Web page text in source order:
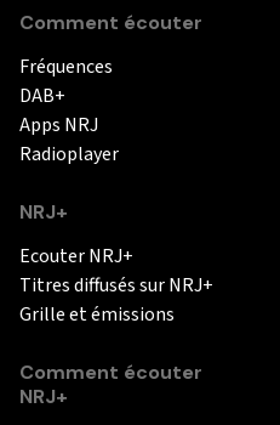
Comment écouter
Fréquences
DAB+
Apps NRJ
Radioplayer
NRJ+
Ecouter NRJ+
Titres diffusés sur NRJ+
Grille et émissions
Comment écouter
NRJ+